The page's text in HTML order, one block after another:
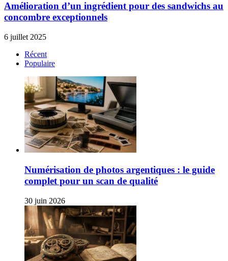
Amélioration d’un ingrédient pour des sandwichs au
concombre exceptionnels
6 juillet 2025
Récent
Populaire
Numérisation de photos argentiques : le guide
complet pour un scan de qualité
30 juin 2026